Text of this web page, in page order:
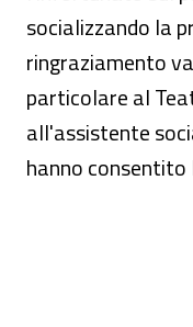
socializzando la
ringraziamento
particolare al
all'assistente
hanno